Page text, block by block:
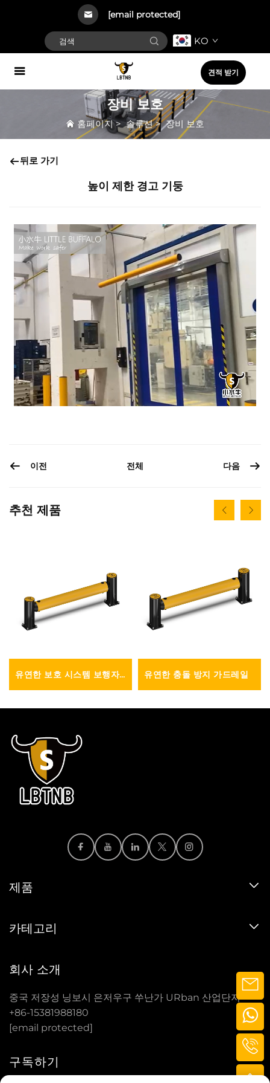
[email protected]
KO
견적 받기
장비 보호
홈페이지>솔루션>장비 보호
뒤로 가기
높이 제한 경고 기둥
이전 전체 다음
추천 제품
유연한 보호 시스템 보행자
가드레일
유연한 충돌 방지 가드레일
제품
카테고리
회사 소개
중국 저장성 닝보시 은저우구 쑤난가 URban 산업단지
+86-15381988180
[email protected]
구독하기